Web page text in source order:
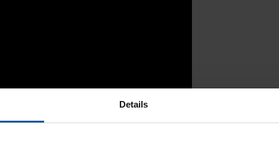
Details